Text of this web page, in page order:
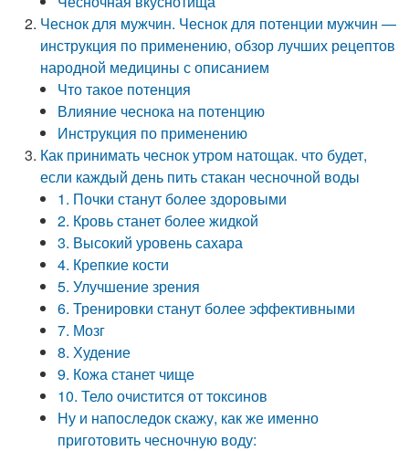
Чеснок для мужчин. Чеснок для потенции мужчин —
инструкция по применению, обзор лучших рецептов
народной медицины с описанием
Что такое потенция
Влияние чеснока на потенцию
Инструкция по применению
Как принимать чеснок утром натощак. что будет,
если каждый день пить стакан чесночной воды
1. Почки станут более здоровыми
2. Кровь станет более жидкой
3. Высокий уровень сахара
4. Крепкие кости
5. Улучшение зрения
6. Тренировки станут более эффективными
7. Мозг
8. Худение
9. Кожа станет чище
10. Тело очистится от токсинов
Ну и напоследок скажу, как же именно
приготовить чесночную воду: